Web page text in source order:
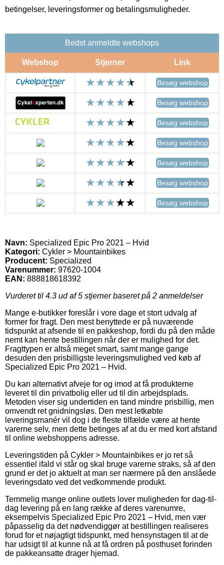
betingelser, leveringsformer og betalingsmuligheder.
Bedst anmeldte webshops
Webshop Stjerner Link
Besøg webshop
Besøg webshop
Besøg webshop
Besøg webshop
Besøg webshop
Besøg webshop
Besøg webshop
Navn: Specialized Epic Pro 2021 – Hvid
Kategori: Cykler > Mountainbikes
Producent: Specialized
Varenummer: 97620-1004
EAN: 888818618392
Vurderet til 4.3 ud af 5 stjerner baseret på 2 anmeldelser
Mange e-butikker foreslår i vore dage et stort udvalg af
former for fragt. Den mest benyttede er på nuværende
tidspunkt at afsende til en pakkeshop, fordi du på den måde
nemt kan hente bestillingen når der er mulighed for det.
Fragttypen er altså meget smart, samt mange gange
desuden den prisbilligste leveringsmulighed ved køb af
Specialized Epic Pro 2021 – Hvid.
Du kan alternativt afveje for og imod at få produkterne
leveret til din privatbolig eller ud til din arbejdsplads.
Metoden viser sig undertiden en tand mindre prisbillig, men
omvendt ret gnidningsløs. Den mest letkøbte
leveringsmanér vil dog i de fleste tilfælde være at hente
varerne selv, men dette betinges af at du er med kort afstand
til online webshoppens adresse.
Leveringstiden på Cykler > Mountainbikes er jo ret så
essentiel ifald vi står og skal bruge varerne straks, så af den
grund er det jo aktuelt at man ser nærmere på den anslåede
leveringsdato ved det vedkommende produkt.
Temmelig mange online outlets lover muligheden for dag-til-
dag levering på en lang række af deres varenumre,
eksempelvis Specialized Epic Pro 2021 – Hvid, men vær
påpasselig da det nødvendiggør at bestillingen realiseres
forud for et nøjagtigt tidspunkt, med hensynstagen til at de
har udsigt til at kunne nå at få ordren på posthuset forinden
de pakkeansatte drager hjemad.